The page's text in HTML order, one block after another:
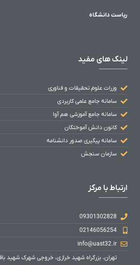
ریاست دانشگاه
لینک های مفید
وزرات علوم تحقیقات و فناوری
سامانه جامع علمی کاربردی
سامانه جامع آموزشی هم آوا
کانون دانش آموختگان
سامانه پیگیری صدور دانشنامه
سازمان سنجش
ارتباط با مرکز
09301302828
02146056254
info@uast32.ir
تهران، بزرگراه شهید خرازی، خروجی شهرک شهید